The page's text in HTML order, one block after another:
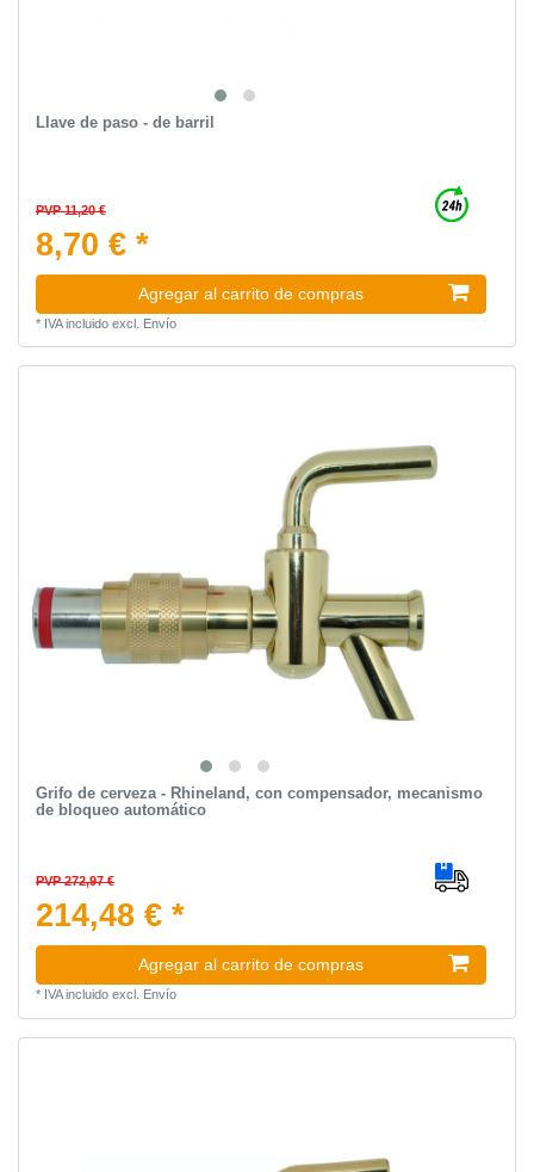
Llave de paso - de barril
PVP 11,20 €
8,70 € *
Agregar al carrito de compras
* IVA incluidoexcl. Envío
Grifo de cerveza - Rhineland, con compensador, mecanismo
de bloqueo automático
PVP 272,97 €
214,48 € *
Agregar al carrito de compras
* IVA incluidoexcl. Envío